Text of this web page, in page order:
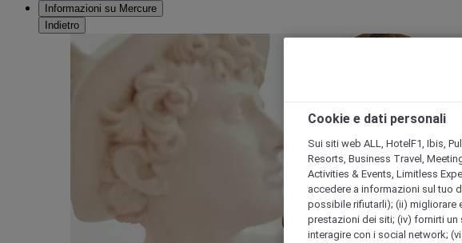
Informazioni su Mercure
Indietro
Cookie e dati personali
Sui siti web ALL, HotelF1, Ibis,
Resorts, Business Travel,
Activities & Events, Limitless
accedere a informazioni sul tuo
possibile rifiutarli); (ii) migliorare
prestazioni dei siti; (iv) fornirti
interagire con i social network;